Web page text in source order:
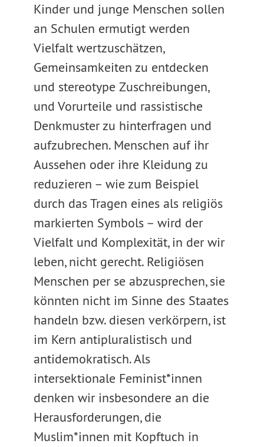
Kinder und junge Menschen sollen
an Schulen ermutigt werden
Vielfalt wertzuschätzen,
Gemeinsamkeiten zu entdecken
und stereotype Zuschreibungen,
und Vorurteile und rassistische
Denkmuster zu hinterfragen und
aufzubrechen. Menschen auf ihr
Aussehen oder ihre Kleidung zu
reduzieren – wie zum Beispiel
durch das Tragen eines als religiös
markierten Symbols – wird der
Vielfalt und Komplexität, in der wir
leben, nicht gerecht. Religiösen
Menschen per se abzusprechen, sie
könnten nicht im Sinne des Staates
handeln bzw. diesen verkörpern, ist
im Kern antipluralistisch und
antidemokratisch. Als
intersektionale Feminist*innen
denken wir insbesondere an die
Herausforderungen, die
Muslim*innen mit Kopftuch in